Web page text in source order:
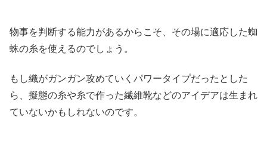
物事を判断する能力があるからこそ、その場に適応した蜘
蛛の糸を使えるのでしょう。
もし織がガンガン攻めていくパワータイプだったとした
ら、擬態の糸や糸で作った繊維靴などのアイデアは生まれ
ていないかもしれないのです。